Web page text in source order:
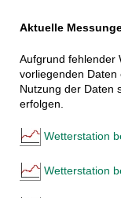
Aktuelle
Aufgrund fehlender
vorliegenden
Nutzung der Daten
erfolgen.
Wetterstation
Wetterstation